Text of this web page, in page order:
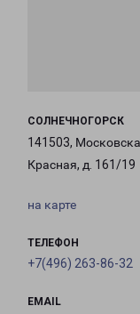
СОЛНЕЧНОГОРСК
141503,
Красная, д. 161/19
на карте
ТЕЛЕФОН
+7(496) 263-86-32
EMAIL